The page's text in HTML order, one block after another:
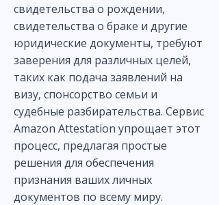
свидетельства о рождении,
свидетельства о браке и другие
юридические документы, требуют
заверения для различных целей,
таких как подача заявлений на
визу, спонсорство семьи и
судебные разбирательства. Сервис
Amazon Attestation упрощает этот
процесс, предлагая простые
решения для обеспечения
признания ваших личных
документов по всему миру.